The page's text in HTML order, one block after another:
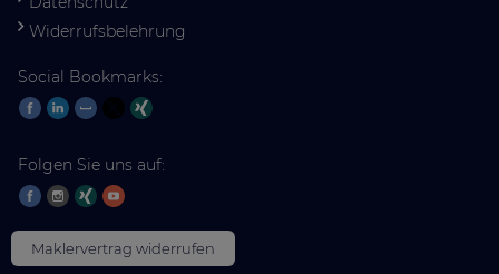
Widerrufsbelehrung
Social Bookmarks:
Folgen Sie uns auf:
Maklervertrag widerrufen